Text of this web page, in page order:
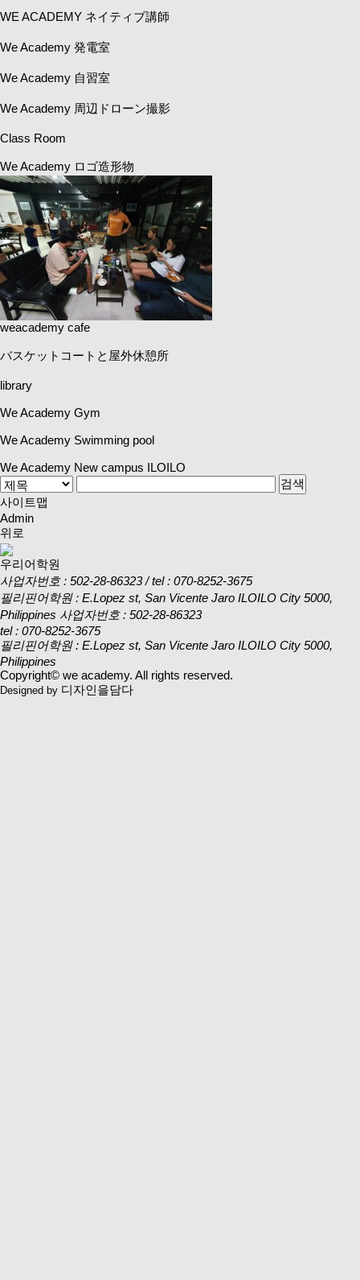
WE ACADEMY ネイティブ講師
We Academy 発電室
We Academy 自習室
We Academy 周辺ドローン撮影
Class Room
We Academy ロゴ造形物
weacademy cafe
バスケットコートと屋外休憩所
library
We Academy Gym
We Academy Swimming pool
We Academy New campus ILOILO
사이트맵
Admin
위로
우리어학원
사업자번호 : 502-28-86323 / tel : 070-8252-3675
필리핀어학원 : E.Lopez st, San Vicente Jaro ILOILO City 5000,
Philippines 사업자번호 : 502-28-86323
tel : 070-8252-3675
필리핀어학원 : E.Lopez st, San Vicente Jaro ILOILO City 5000,
Philippines
Copyright© we academy. All rights reserved.
Designed by 디자인을담다